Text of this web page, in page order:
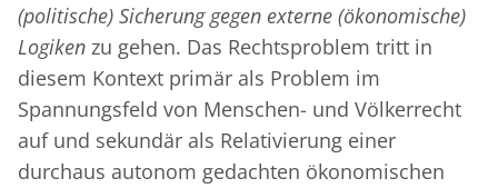
(politische) Sicherung gegen externe (ökonomische)
Logiken zu gehen. Das Rechtsproblem tritt in
diesem Kontext primär als Problem im
Spannungsfeld von Menschen- und Völkerrecht
auf und sekundär als Relativierung einer
durchaus autonom gedachten ökonomischen